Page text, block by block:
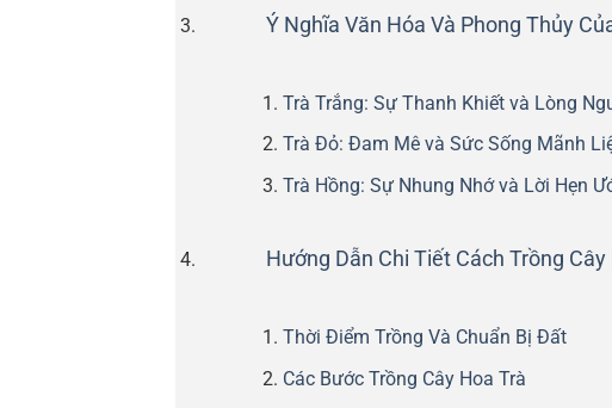
Ý Nghĩa Văn Hóa Và Phong Thủy
Trà Trắng: Sự Thanh Khiết và Lòng
Trà Đỏ: Đam Mê và Sức Sống Mãnh
Trà Hồng: Sự Nhung Nhớ và Lời Hẹn
Hướng Dẫn Chi Tiết Cách Trồng
Thời Điểm Trồng Và Chuẩn Bị Đất
Các Bước Trồng Cây Hoa Trà